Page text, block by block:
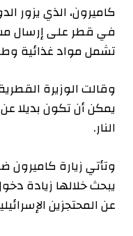
كاميرون، الذي يزور
في قطر على إرسال
تشمل مواد غذائية
وقالت الوزيرة
يمكن أن تكون بديلا
النار.
وتأتي زيارة
يبحث خلالها زيادة
عن المحتجزين